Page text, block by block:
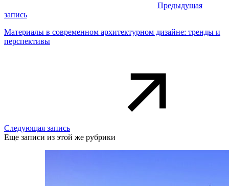
Предыдущая
запись
Материалы в современном архитектурном дизайне: тренды и
перспективы
Следующая запись
Еще записи из этой же рубрики